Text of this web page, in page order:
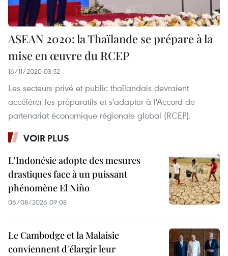
ASEAN 2020: la Thaïlande se prépare à la
mise en œuvre du RCEP
16/11/2020 03:52
Les secteurs privé et public thaïlandais devraient
accélérer les préparatifs et s'adapter à l'Accord de
partenariat économique régionale global (RCEP).
VOIR PLUS
L'Indonésie adopte des mesures
drastiques face à un puissant
phénomène El Niño
06/08/2026 09:08
Le Cambodge et la Malaisie
conviennent d'élargir leur